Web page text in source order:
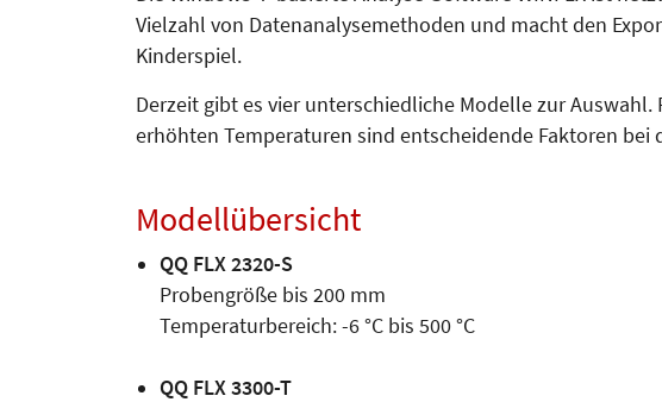
Vielzahl von Datenanalysemethoden und macht den
Kinderspiel.
Derzeit gibt es vier unterschiedliche Modelle zur
erhöhten Temperaturen sind entscheidende Faktoren bei
Modellübersicht
QQ FLX 2320-S
Probengröße bis 200 mm
Temperaturbereich: -6 °C bis 500 °C
QQ FLX 3300-T